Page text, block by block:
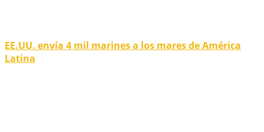
EE.UU. envía 4 mil marines a los mares de América
Latina